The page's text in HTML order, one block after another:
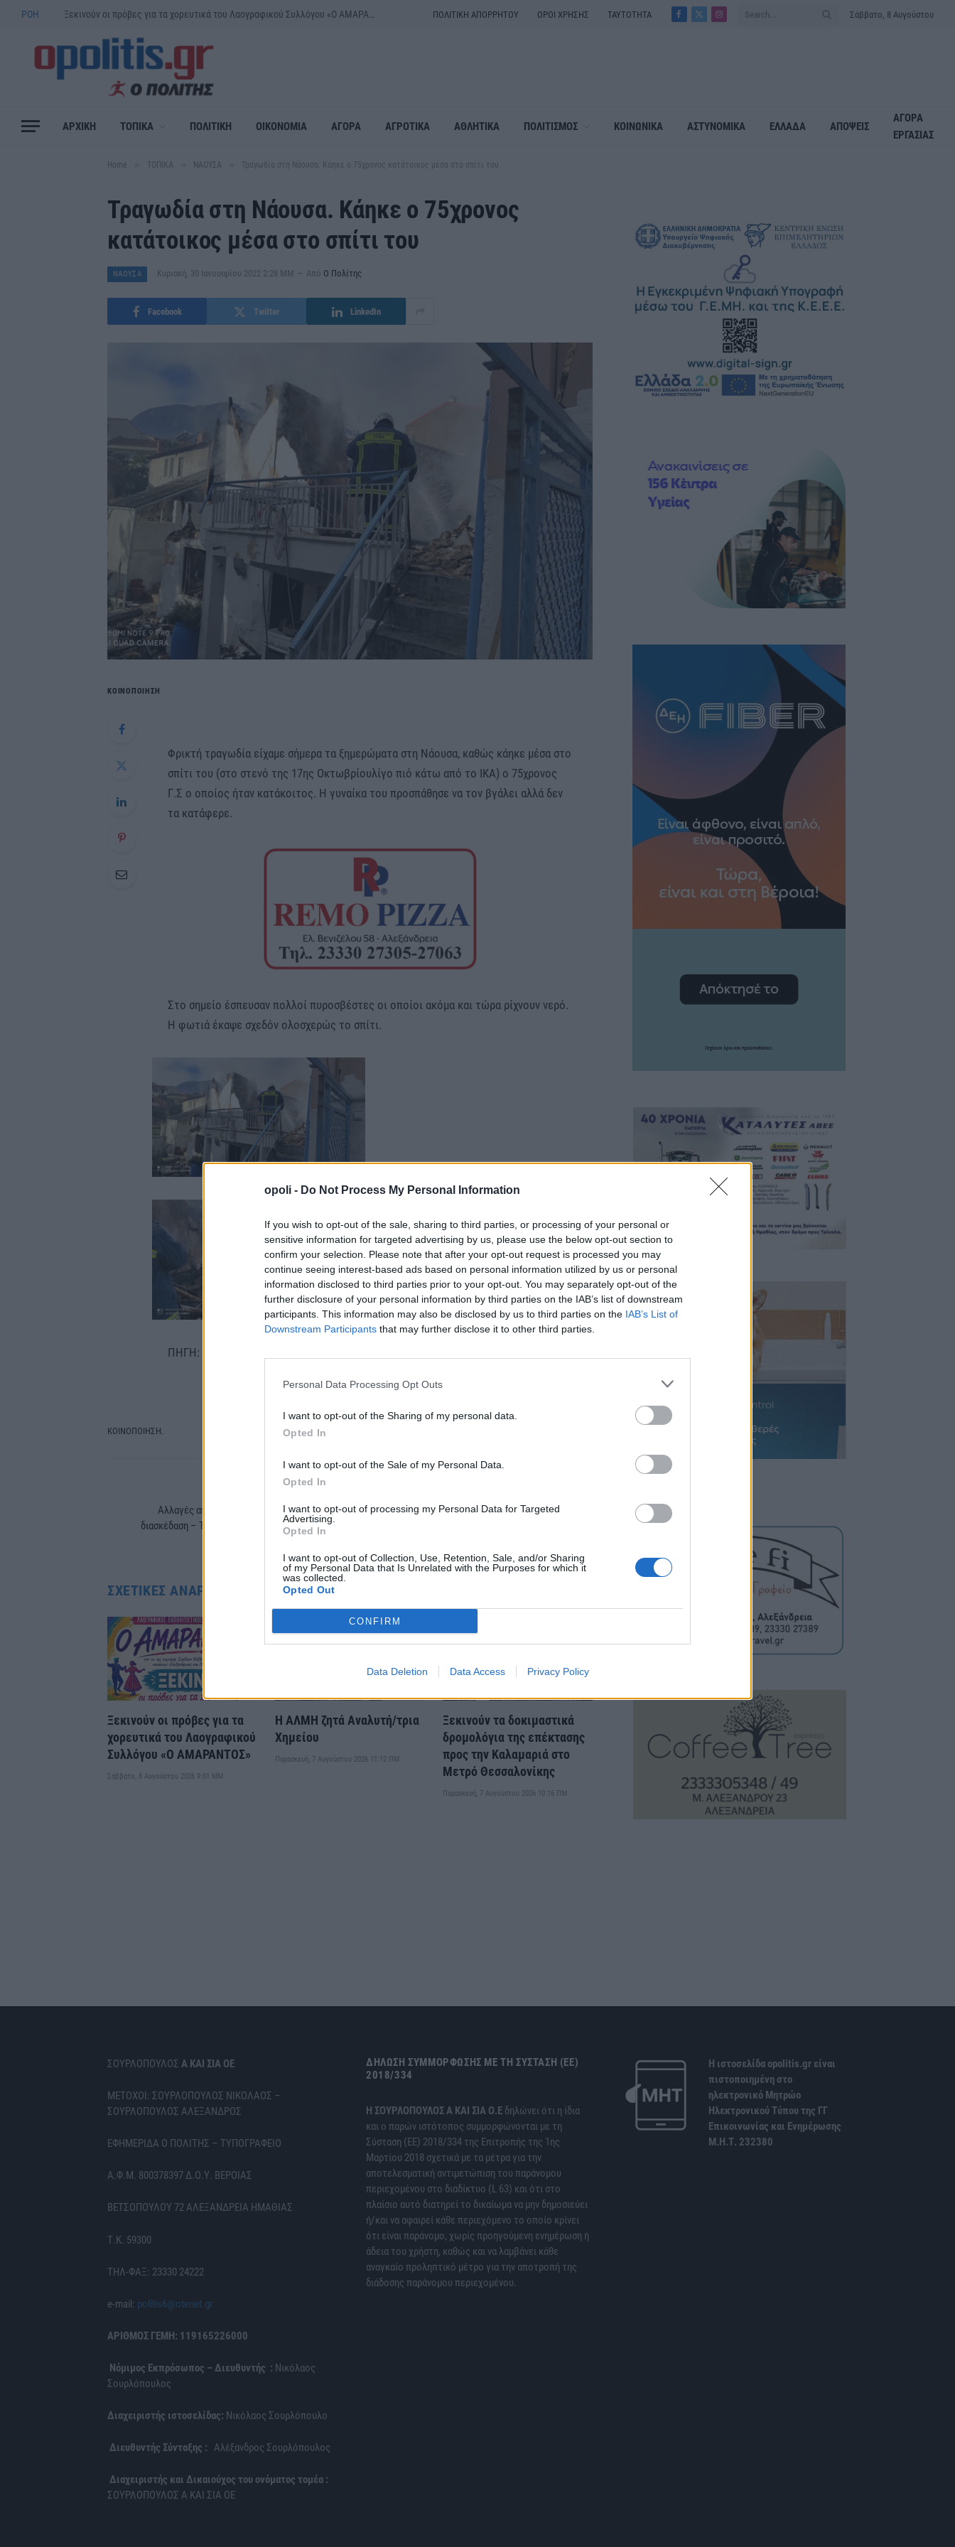
opoli - Do Not Process My Personal Information
If you wish to opt-out of the sale, sharing to third parties, or processing of your personal or
sensitive information for targeted advertising by us, please use the below opt-out section to
confirm your selection. Please note that after your opt-out request is processed you may
continue seeing interest-based ads based on personal information utilized by us or personal
information disclosed to third parties prior to your opt-out. You may separately opt-out of the
further disclosure of your personal information by third parties on the IAB’s list of downstream
participants. This information may also be disclosed by us to third parties on the IAB’s List of
Downstream Participants that may further disclose it to other third parties.
Personal Data Processing Opt Outs
I want to opt-out of the Sharing of my personal data.
Opted In
I want to opt-out of the Sale of my Personal Data.
Opted In
I want to opt-out of processing my Personal Data for Targeted
Advertising.
Opted In
I want to opt-out of Collection, Use, Retention, Sale, and/or Sharing
of my Personal Data that Is Unrelated with the Purposes for which it
was collected.
Opted Out
CONFIRM
Data Deletion Data Access Privacy Policy
ΡΟΗ ΠΟΛΙΤΙΚΗ ΑΠΟΡΡΗΤΟΥ ΟΡΟΙ ΧΡΗΣΗΣ ΤΑΥΤΟΤΗΤΑ
Facebook
X
Instagram
Σάββατο, 8 Αυγούστου
ΑΡΧΙΚΗ ΤΟΠΙΚΑ ΠΟΛΙΤΙΚΗ ΟΙΚΟΝΟΜΙΑ ΑΓΟΡΑ ΑΓΡΟΤΙΚΑ ΑΘΛΗΤΙΚΑ ΠΟΛΙΤΙΣΜΟΣ ΚΟΙΝΩΝΙΚΑ ΑΣΤΥΝΟΜΙΚΑ ΕΛΛΑΔΑ ΑΠΟΨΕΙΣ
ΑΓΟΡΑ
ΕΡΓΑΣΙΑΣ
Home ΤΟΠΙΚΑ ΝΑΟΥΣΑ Τραγωδία στη Νάουσα. Κάηκε ο 75χρονος κατάτοικος μέσα στο σπίτι του
Τραγωδία στη Νάουσα. Κάηκε ο 75χρονος
κατάτοικος μέσα στο σπίτι του
ΝΑΟΥΣΑ Κυριακή, 30 Ιανουαρίου 2022 2:28 ΜΜ Από Ο Πολίτης
Facebook Twitter LinkedIn
ΚΟΙΝΟΠΟΙΗΣΗ
Φρικτή τραγωδία είχαμε σήμερα τα ξημερώματα στη Νάουσα, καθώς κάηκε μέσα στο
σπίτι του (στο στενό της 17ης Οκτωβρίουλίγο πιό κάτω από το ΙΚΑ) ο 75χρονος
Γ.Σ ο οποίος ήταν κατάκοιτος. Η γυναίκα του προσπάθησε να τον βγάλει αλλά δεν
τα κατάφερε.
Στο σημείο έσπευσαν πολλοί πυροσβέστες οι οποίοι ακόμα και τώρα ρίχνουν νερό.
Η φωτιά έκαψε σχεδόν ολοσχερώς το σπίτι.
ΠΗΓΗ:
ΚΟΙΝΟΠΟΙΗΣΗ.
Facebook
PREVIOUS ARTICLE
Αλλαγές από τη Δευτέρα σε εστίαση και
διασκέδαση – Τι ισχύει για τα πιστοποιητικά
Με 8 μετάλλια και πολλές ελπίδες γύρισε από
ΣΧΕΤΙΚΈΣ ΑΝΑΡΤΉΣΕΙΣ
Ξεκινούν οι πρόβες για τα
χορευτικά του Λαογραφικού
Συλλόγου «Ο ΑΜΑΡΑΝΤΟΣ»
Σάββατο, 8 Αυγούστου 2026 9:01 ΜΜ
Η ΑΛΜΗ ζητά Αναλυτή/τρια
Χημείου
Παρασκευή, 7 Αυγούστου 2026 11:12 ΠΜ
Ξεκινούν τα δοκιμαστικά
δρομολόγια της επέκτασης
προς την Καλαμαριά στο
Μετρό Θεσσαλονίκης
Παρασκευή, 7 Αυγούστου 2026 10:16 ΠΜ
ΣΟΥΡΛΟΠΟΥΛΟΣ Α ΚΑΙ ΣΙΑ ΟΕ
ΜΕΤΟΧΟΙ: ΣΟΥΡΛΟΠΟΥΛΟΣ ΝΙΚΟΛΑΟΣ –
ΣΟΥΡΛΟΠΟΥΛΟΣ ΑΛΕΞΑΝΔΡΟΣ
ΕΦΗΜΕΡΙΔΑ Ο ΠΟΛΙΤΗΣ – ΤΥΠΟΓΡΑΦΕΙΟ
Α.Φ.Μ. 800378397 Δ.Ο.Υ. ΒΕΡΟΙΑΣ
ΒΕΤΣΟΠΟΥΛΟΥ 72 ΑΛΕΞΑΝΔΡΕΙΑ ΗΜΑΘΙΑΣ
Τ.Κ. 59300
ΤΗΛ-ΦΑΞ: 23330 24222
e-mail: politis6@otenet.gr
ΑΡΙΘΜΟΣ ΓΕΜΗ: 119165226000
Νόμιμος Εκπρόσωπος – Διευθυντής : Νικόλαος
Σουρλόπουλος
Διαχειριστής ιστοσελίδας: Νικόλαος Σουρλόπουλο
Διευθυντής Σύνταξης : Αλέξανδρος Σουρλόπουλος
Διαχειριστής και Δικαιούχος του ονόματος τομέα :
ΣΟΥΡΛΟΠΟΥΛΟΣ Α ΚΑΙ ΣΙΑ ΟΕ
ΔΉΛΩΣΗ ΣΥΜΜΌΡΦΩΣΗΣ ΜΕ ΤΗ ΣΎΣΤΑΣΗ (ΕΕ)
2018/334
H ΣΟΥΡΛΟΠΟΥΛΟΣ Α ΚΑΙ ΣΙΑ Ο.Ε δηλώνει ότι η ίδια
και ο παρών ιστότοπος συμμορφώνονται με τη
Σύσταση (ΕΕ) 2018/334 της Επιτροπής της 1ης
Μαρτίου 2018 σχετικά με τα μέτρα για την
αποτελεσματική αντιμετώπιση του παράνομου
περιεχομένου στο διαδίκτυο (L 63) και ότι στο
πλαίσιο αυτό διατηρεί το δικαίωμα να μην δημοσιεύει
ή/και να αφαιρεί κάθε περιεχόμενο το οποίο κρίνει
ότι είναι παράνομο, χωρίς προηγούμενη ενημέρωση ή
άδεια του χρήστη, καθώς και να λαμβάνει κάθε
αναγκαίο προληπτικό μέτρο για την αποτροπή της
διάδοσης παράνομου περιεχομένου.
Η ιστοσελίδα opolitis.gr είναι
πιστοποιημένη στο
ηλεκτρονικό Μητρώο
Ηλεκτρονικού Τύπου της ΓΓ
Επικοινωνίας και Ενημέρωσης
Μ.Η.Τ. 232380